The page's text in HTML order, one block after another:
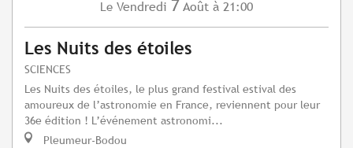
Le Vendredi 7 Août à 21:00
Les Nuits des étoiles
SCIENCES
Les Nuits des étoiles, le plus grand festival estival des
amoureux de l’astronomie en France, reviennent pour leur
36e édition ! L’événement astronomi...
Pleumeur-Bodou